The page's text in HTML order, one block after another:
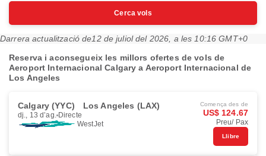
Cerca vols
Darrera actualització de12 de juliol del 2026, a les 10:16 GMT+0
Reserva i aconsegueix les millors ofertes de vols de
Aeroport Internacional Calgary a Aeroport Internacional de
Los Angeles
Calgary (YYC) Los Angeles (LAX)
dj., 13 d’ag. Directe
WestJet
Comença des de
US$ 124.67
Preu/ Pax
Llibre